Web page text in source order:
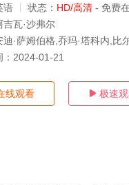
语 状态： HD/高清 - 免费
吉瓦·沙弗尔
迪·萨姆伯格,乔玛·塔科内,比
2024-01-21
线观看  极速